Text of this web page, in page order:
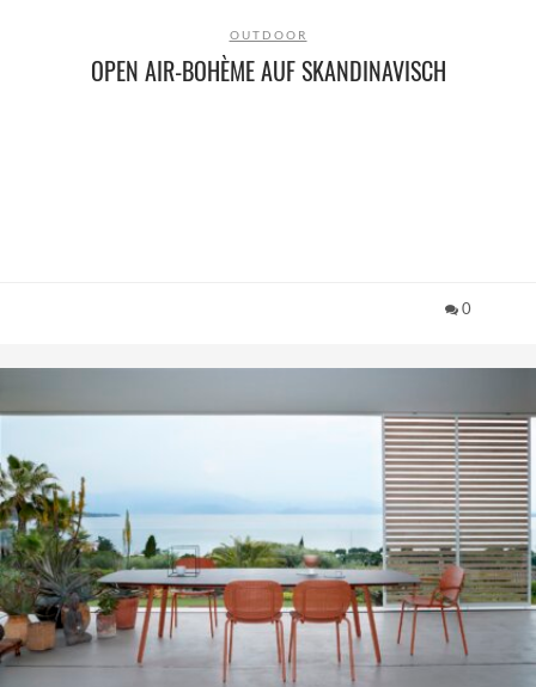
OUTDOOR
OPEN AIR-BOHÈME AUF SKANDINAVISCH
0